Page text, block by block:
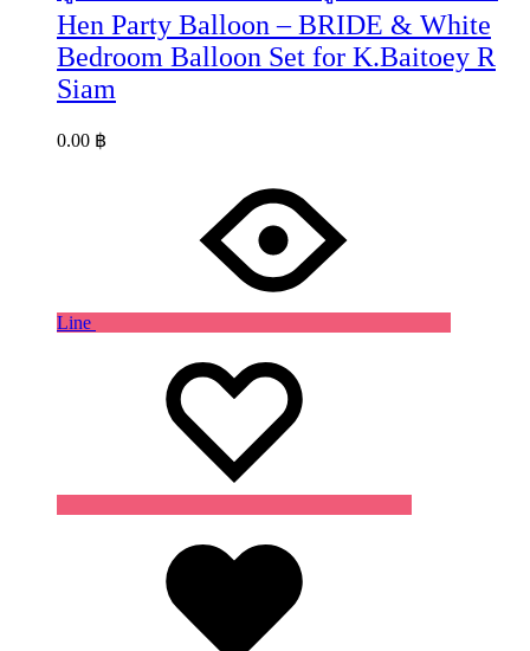
Hen Party Balloon – BRIDE & White
Bedroom Balloon Set for K.Baitoey R
Siam
0.00 ฿
Line